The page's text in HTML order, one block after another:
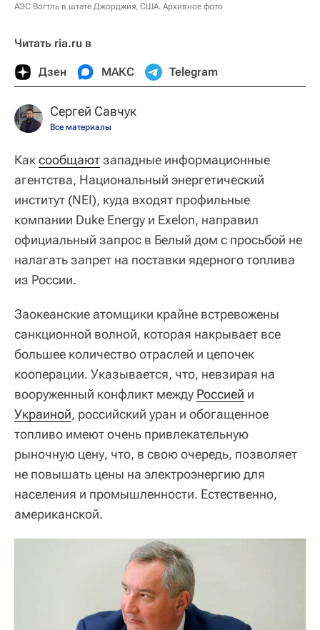
АЭС Вогтль в штате Джорджия, США. Архивное фото
Читать ria.ru в
Дзен МАКС Telegram
Сергей Савчук
Все материалы
Каксообщаютзападные информационные
агентства, Национальный энергетический
институт (NEI), куда входят профильные
компании Duke Energy и Exelon, направил
официальный запрос в Белый дом с просьбой не
налагать запрет на поставки ядерного топлива
из России.
Заокеанские атомщики крайне встревожены
санкционной волной, которая накрывает все
большее количество отраслей и цепочек
кооперации. Указывается, что, невзирая на
вооруженный конфликт между Россией и
Украиной, российский уран и обогащенное
топливо имеют очень привлекательную
рыночную цену, что, в свою очередь, позволяет
не повышать цены на электроэнергию для
населения и промышленности. Естественно,
американской.